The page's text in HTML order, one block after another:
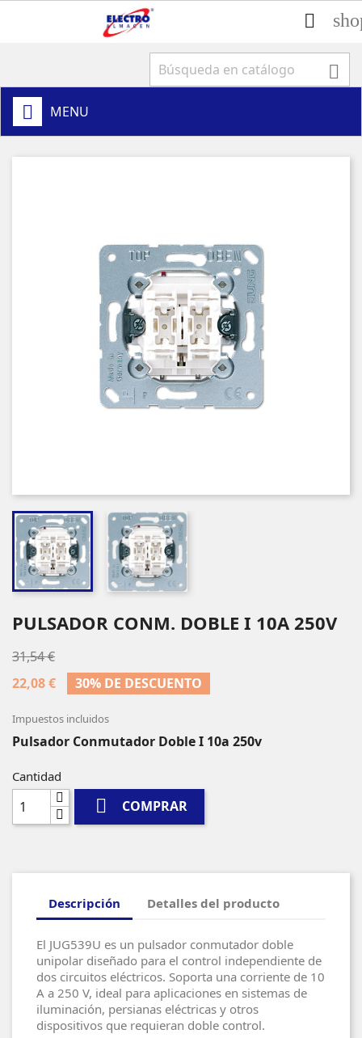


MENU
PULSADOR CONM. DOBLE I 10A 250V
31,54 €
22,08 €
30% DE DESCUENTO
Impuestos incluidos
Pulsador Conmutador Doble I 10a 250v
Cantidad
 COMPRAR
Descripción Detalles del producto
El JUG539U es un pulsador conmutador doble
unipolar diseñado para el control independiente de
dos circuitos eléctricos. Soporta una corriente de 10
A a 250 V, ideal para aplicaciones en sistemas de
iluminación, persianas eléctricas y otros
dispositivos que requieran doble control.